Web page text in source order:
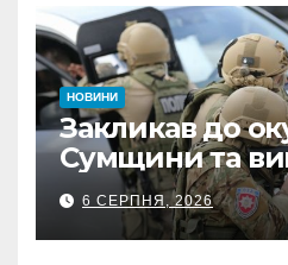
НОВИНИ
Закликав до
Сумщини та
обстріли: СБУ
з Охтирки
6 СЕРПНЯ, 2026